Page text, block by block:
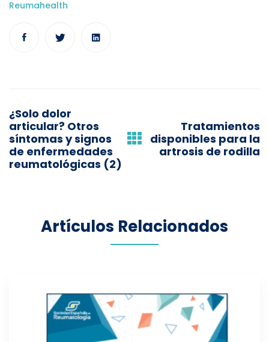
Reumahealth
o
s
¿Solo dolor
articular? Otros
síntomas y signos
de enfermedades
reumatológicas (2)
Tratamientos
disponibles para la
artrosis de rodilla
Artículos Relacionados